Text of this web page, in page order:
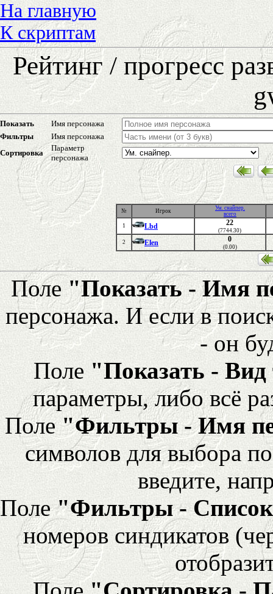
На главную
К скриптам
Рейтинг / прогресс
Показать
Имя персонажа
Фильтры
Имя персонажа
Сортировка
Параметр
персонажа
№ Игрок
Ум. снайпер.
всего
1
Lbd 22
(7744.30)
2
Elen 0
(0.00)
Поле"Показать - Имя
персонажа. И если в
- он
Поле "Показать -
параметры, либо всё
Поле"Фильтры - Имя
символов для выбора
введите,
Поле"Фильтры - Список
номеров синдикатов